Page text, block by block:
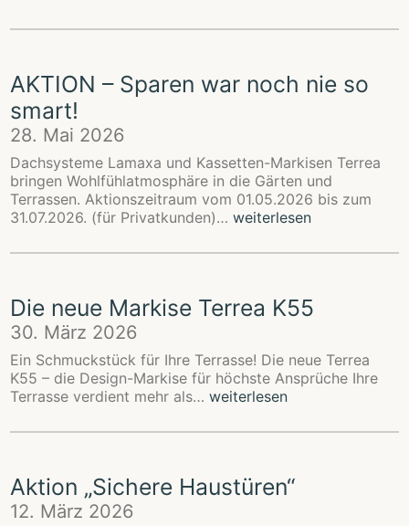
AKTION – Sparen war noch nie so
smart!
28. Mai 2026
Dachsysteme Lamaxa und Kassetten-Markisen Terrea
bringen Wohlfühlatmosphäre in die Gärten und
Terrassen. Aktionszeitraum vom 01.05.2026 bis zum
31.07.2026. (für Privatkunden)…AKTION
Sparen
nie
weiterlesen
Die neue Markise Terrea K55
30. März 2026
Ein Schmuckstück für Ihre Terrasse! Die neue Terrea
K55 – die Design-Markise für höchste Ansprüche Ihre
Terrasse verdient mehr als…Die
Markise
weiterlesen
Aktion „Sichere Haustüren“
12. März 2026